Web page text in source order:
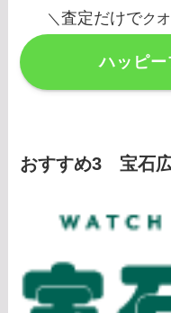
＼ 査定だけでク
ハッピ
おすすめ3 宝石